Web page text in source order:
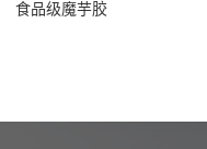
食品级魔芋胶